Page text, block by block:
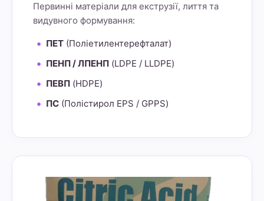
Первинні матеріали для екструзії, лиття та
видувного формування:
ПЕТ (Поліетилентерефталат)
ПЕНП / ЛПЕНП (LDPE / LLDPE)
ПЕВП (HDPE)
ПС (Полістирол EPS / GPPS)